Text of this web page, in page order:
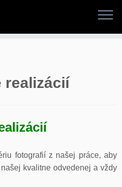
realizácií
fotografií z našej práce, aby
kvalitne odvedenej a vždy